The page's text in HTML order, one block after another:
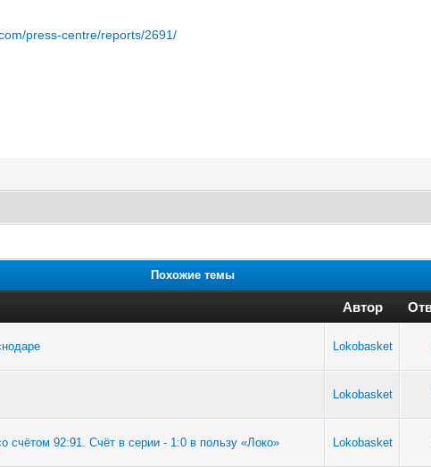
press-centre/reports/2691/
Похожие темы
Автор
Lokobasket
Lokobasket
счётом 92:91. Счёт в серии - 1:0 в пользу «Локо» Lokobasket